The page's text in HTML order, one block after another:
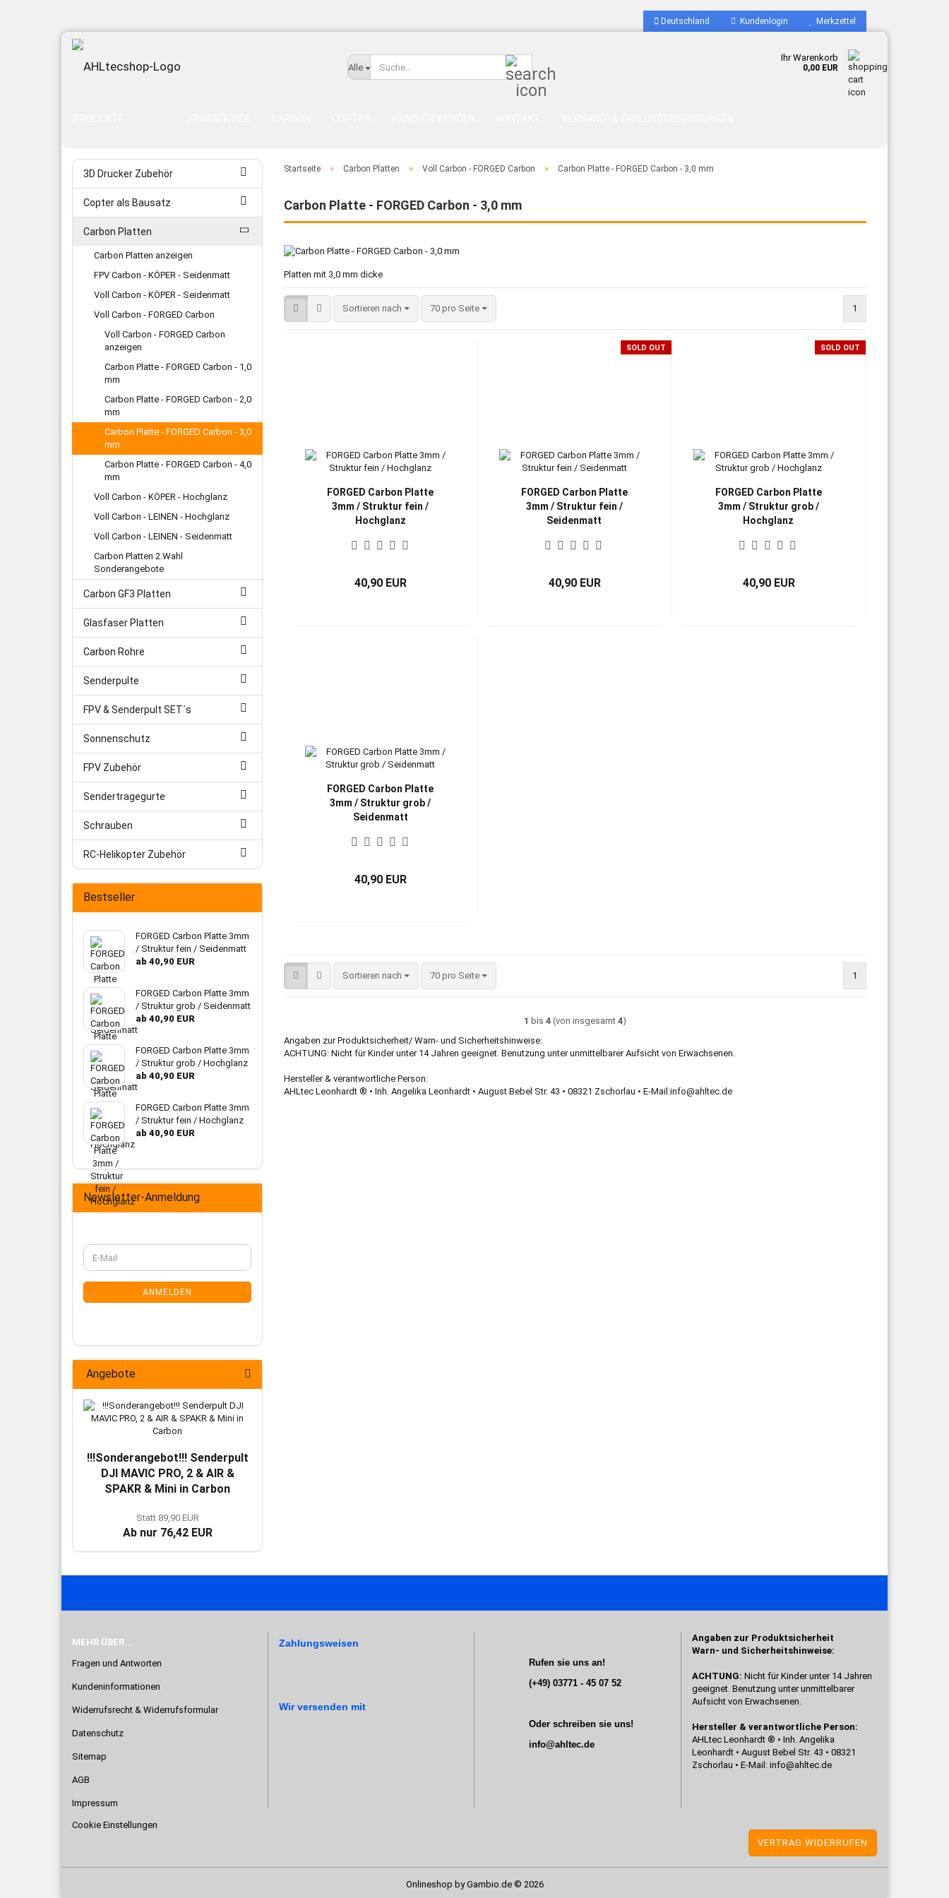
Deutschland Kundenlogin Merkzettel
Alle
Ihr Warenkorb
0,00 EUR
Startseite » Carbon Platten » Voll Carbon - FORGED Carbon » Carbon Platte - FORGED Carbon - 3,0 mm
Carbon Platte - FORGED Carbon - 3,0 mm
Platten mit 3,0 mm dicke
Sortieren nach
Sortieren nach 70 pro Seite
pro Seite 1
FORGED Carbon Platte
3mm / Struktur fein /
Hochglanz
40,90 EUR
SOLD OUT
FORGED Carbon Platte
3mm / Struktur fein /
Seidenmatt
40,90 EUR
SOLD OUT
FORGED Carbon Platte
3mm / Struktur grob /
Hochglanz
40,90 EUR
FORGED Carbon Platte
3mm / Struktur grob /
Seidenmatt
40,90 EUR
Sortieren nach
Sortieren nach 70 pro Seite
pro Seite 1
1 bis 4 (von insgesamt 4)
Angaben zur Produktsicherheit/ Warn- und Sicherheitshinweise:
ACHTUNG: Nicht für Kinder unter 14 Jahren geeignet. Benutzung unter unmittelbarer Aufsicht von Erwachsenen.
Hersteller & verantwortliche Person:
AHLtec Leonhardt ® • Inh. Angelika Leonhardt • August Bebel Str. 43 • 08321 Zschorlau • E-Mail:info@ahltec.de
3D Drucker Zubehör
Copter als Bausatz
Carbon Platten
Carbon Platten anzeigen
FPV Carbon - KÖPER - Seidenmatt
Voll Carbon - KÖPER - Seidenmatt
Voll Carbon - FORGED Carbon
Voll Carbon - FORGED Carbon
anzeigen
Carbon Platte - FORGED Carbon - 1,0
mm
Carbon Platte - FORGED Carbon - 2,0
mm
Carbon Platte - FORGED Carbon - 3,0
mm
Carbon Platte - FORGED Carbon - 4,0
mm
Voll Carbon - KÖPER - Hochglanz
Voll Carbon - LEINEN - Hochglanz
Voll Carbon - LEINEN - Seidenmatt
Carbon Platten 2.Wahl
Sonderangebote
Carbon GF3 Platten
Glasfaser Platten
Carbon Rohre
Senderpulte
FPV & Senderpult SET´s
Sonnenschutz
FPV Zubehör
Sendertragegurte
Schrauben
RC-Helikopter Zubehör
Bestseller
FORGED Carbon Platte 3mm
/ Struktur fein / Seidenmatt
ab 40,90 EUR
FORGED Carbon Platte 3mm
/ Struktur grob / Seidenmatt
ab 40,90 EUR
FORGED Carbon Platte 3mm
/ Struktur grob / Hochglanz
ab 40,90 EUR
FORGED Carbon Platte 3mm
/ Struktur fein / Hochglanz
ab 40,90 EUR
Newsletter-Anmeldung
WEITER
ZUR
ANMELDUNG
E-
Mail
ANMELDEN
Angebote
!!!Sonderangebot!!! Senderpult
DJI MAVIC PRO, 2 & AIR &
SPAKR & Mini in Carbon
Statt 89,90 EUR
Ab nur 76,42 EUR
MEHR ÜBER...
Fragen und Antworten
Kundeninformationen
Widerrufsrecht & Widerrufsformular
Datenschutz
Sitemap
AGB
Impressum
Cookie Einstellungen
Zahlungsweisen
Wir versenden mit
Rufen sie uns an!
(+49) 03771 - 45 07 52
Oder schreiben sie uns!
info@ahltec.de
Angaben zur Produktsicherheit
Warn- und Sicherheitshinweise:
ACHTUNG: Nicht für Kinder unter 14 Jahren
geeignet. Benutzung unter unmittelbarer
Aufsicht von Erwachsenen.
Hersteller & verantwortliche Person:
AHLtec Leonhardt ® • Inh. Angelika
Leonhardt • August Bebel Str. 43 • 08321
Zschorlau • E-Mail: info@ahltec.de
VERTRAG WIDERRUFEN
Onlineshop by Gambio.de © 2026